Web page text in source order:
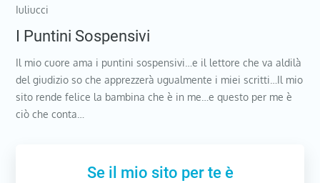
Iuliucci
I Puntini Sospensivi
Il mio cuore ama i puntini sospensivi…e il lettore che va aldilà
del giudizio so che apprezzerà ugualmente i miei scritti…Il mio
sito rende felice la bambina che è in me…e questo per me è
ciò che conta…
Se il mio sito per te è